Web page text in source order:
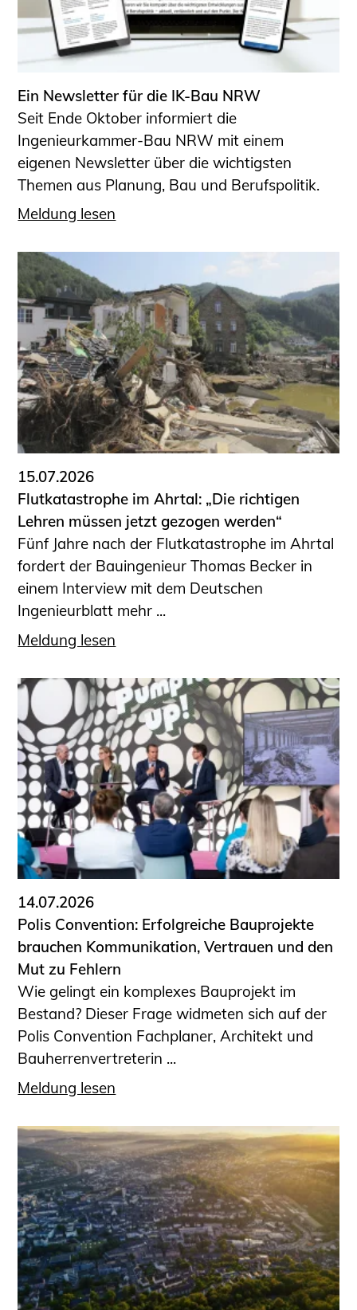
Ein Newsletter für die IK-Bau NRW
Seit Ende Oktober informiert die
Ingenieurkammer-Bau NRW mit einem
eigenen Newsletter über die wichtigsten
Themen aus Planung, Bau und Berufspolitik.
Meldung lesen
15.07.2026
Flutkatastrophe im Ahrtal: „Die richtigen
Lehren müssen jetzt gezogen werden“
Fünf Jahre nach der Flutkatastrophe im Ahrtal
fordert der Bauingenieur Thomas Becker in
einem Interview mit dem Deutschen
Ingenieurblatt mehr ...
Meldung lesen
14.07.2026
Polis Convention: Erfolgreiche Bauprojekte
brauchen Kommunikation, Vertrauen und den
Mut zu Fehlern
Wie gelingt ein komplexes Bauprojekt im
Bestand? Dieser Frage widmeten sich auf der
Polis Convention Fachplaner, Architekt und
Bauherrenvertreterin ...
Meldung lesen